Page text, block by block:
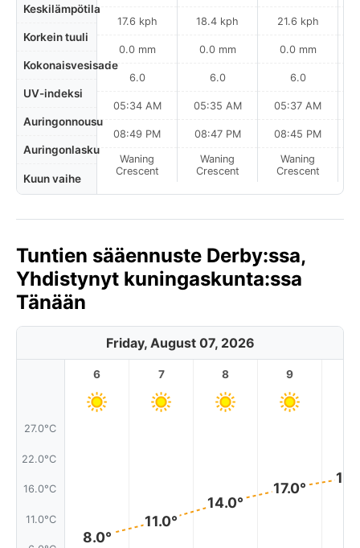
Keskilämpötila
Korkein tuuli
Kokonaisvesisade
UV-indeksi
Auringonnousu
Auringonlasku
Kuun vaihe
17.6 kph
0.0 mm
6.0
05:34 AM
08:49 PM
Waning
Crescent
18.4 kph
0.0 mm
6.0
05:35 AM
08:47 PM
Waning
Crescent
21.6 kph
0.0 mm
6.0
05:37 AM
08:45 PM
Waning
Crescent
Tuntien sääennuste Derby:ssa,
Yhdistynyt kuningaskunta:ssa
Tänään
Friday, August 07, 2026
27.0°C
22.0°C
16.0°C
11.0°C
6
8.0°
7
11.0°
8
14.0°
9
17.0°